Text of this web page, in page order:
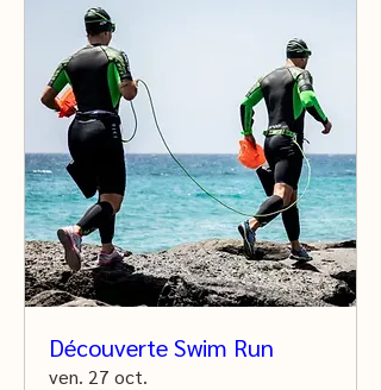
Découverte Swim Run
ven. 27 oct.